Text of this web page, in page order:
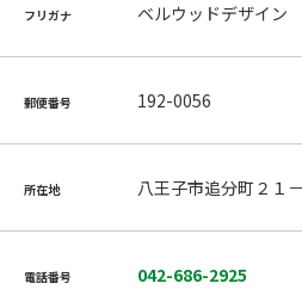
フリガナ ベルウッドデザイン
郵便番号 192-0056
所在地 八王子市追分町２１
電話番号 042-686-2925